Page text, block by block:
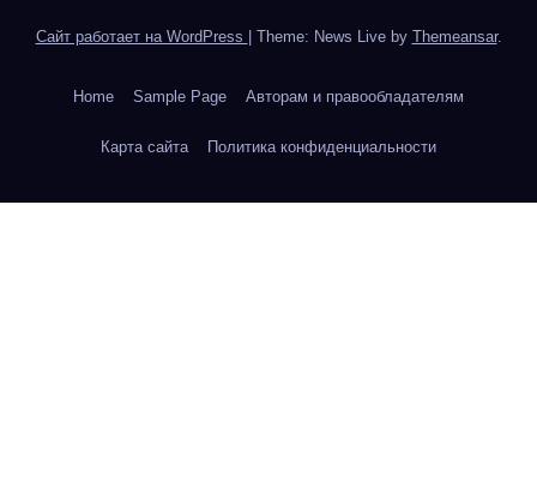
Сайт работает на WordPress | Theme: News Live by Themeansar.
Home Sample Page Авторам и правообладателям
Карта сайта Политика конфиденциальности